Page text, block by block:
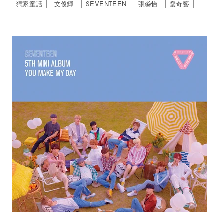
獨家童話 文俊輝 SEVENTEEN 張淼怡 愛奇藝